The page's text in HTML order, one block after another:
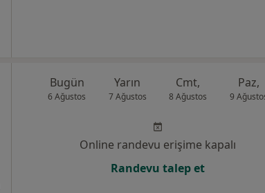
Bugün
6 Ağustos
Yarın
7 Ağustos
Cmt,
8 Ağustos
Paz,
9
Online randevu erişime kapalı
Randevu talep et